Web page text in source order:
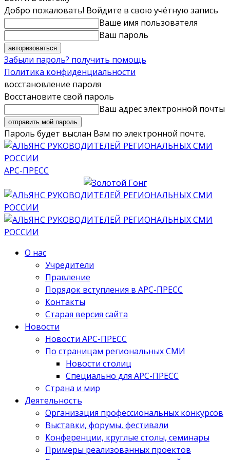
Добро пожаловать! Войдите в свою учётную запись
Ваше имя пользователя
Ваш пароль
Забыли пароль? получить помощь
Политика конфиденциальности
восстановление пароля
Восстановите свой пароль
Ваш адрес электронной почты
Пароль будет выслан Вам по электронной почте.
АРС-ПРЕСС
О нас
Учредители
Правление
Порядок вступления в АРС-ПРЕСС
Контакты
Старая версия сайта
Новости
Новости АРС-ПРЕСС
По страницам региональных СМИ
Новости столиц
Специально для АРС-ПРЕСС
Страна и мир
Деятельность
Организация профессиональных конкурсов
Выставки, форумы, фестивали
Конференции, круглые столы, семинары
Примеры реализованных проектов